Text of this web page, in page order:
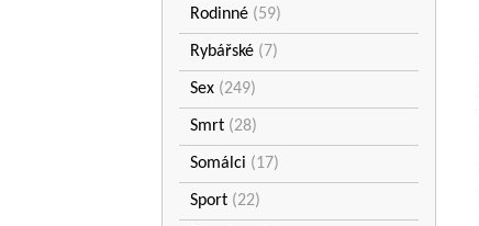
Rodinné (59)
Rybářské (7)
Sex (249)
Smrt (28)
Somálci (17)
Sport (22)